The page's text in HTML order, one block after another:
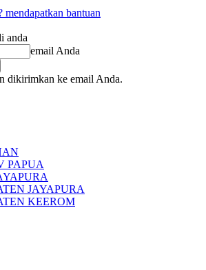
mendapatkan bantuan
anda
email Anda
dikirimkan ke email Anda.
PAPUA
JAYAPURA
KEEROM